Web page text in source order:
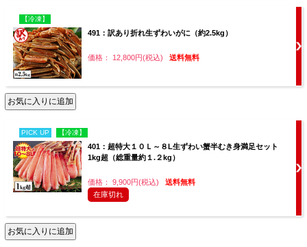
【冷凍】
491：訳あり折れ生ずわいがに（約2.5kg）
価格： 12,800円(税込) 送料無料
PICK UP 【冷凍】
401：超特大１０Ｌ～８L生ずわい蟹半むき身満足セット
1kg超（総重量約１.２kg）
価格： 9,900円(税込)
送料無料
在庫切れ